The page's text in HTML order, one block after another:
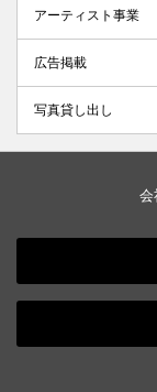
アーティスト事業
広告掲載
写真貸し出し
会